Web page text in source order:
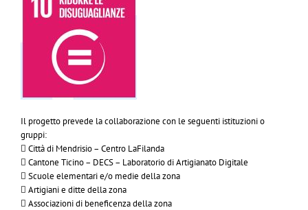
Il progetto prevede la collaborazione con le seguenti istituzioni o
gruppi:
 Città di Mendrisio – Centro LaFilanda
 Cantone Ticino – DECS – Laboratorio di Artigianato Digitale
 Scuole elementari e/o medie della zona
 Artigiani e ditte della zona
 Associazioni di beneficenza della zona